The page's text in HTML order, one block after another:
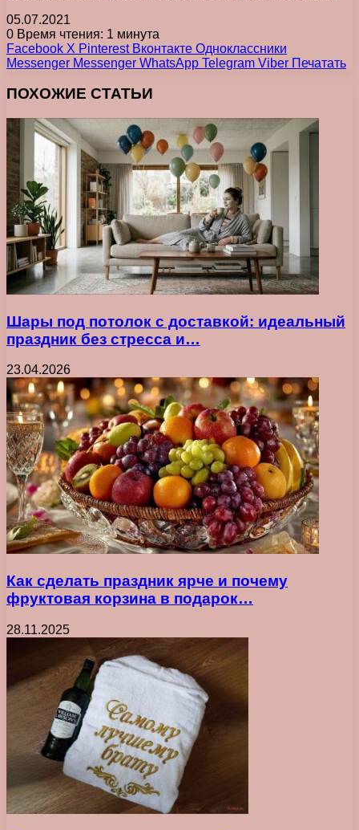
05.07.2021
0 Время чтения: 1 минута
Facebook X Pinterest Вконтакте Одноклассники
Messenger Messenger WhatsApp Telegram Viber Печатать
ПОХОЖИЕ СТАТЬИ
Шары под потолок с доставкой: идеальный
праздник без стресса и…
23.04.2026
Как сделать праздник ярче и почему
фруктовая корзина в подарок…
28.11.2025